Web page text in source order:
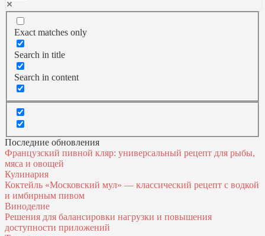
Exact matches only
Search in title
Search in content
Последние обновления
Французский пивной кляр: универсальный рецепт для рыбы,
мяса и овощей
Кулинария
Коктейль «Московский мул» — классический рецепт с водкой
и имбирным пивом
Виноделие
Решения для балансировки нагрузки и повышения
доступности приложений